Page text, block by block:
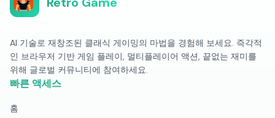
AI 기술로 재창조된 클래식 게이밍의 마법을 경험해 보세요. 즉각적
인 브라우저 기반 게임 플레이, 멀티플레이어 액션, 끝없는 재미를
위해 글로벌 커뮤니티에 참여하세요.
빠른 액세스
홈